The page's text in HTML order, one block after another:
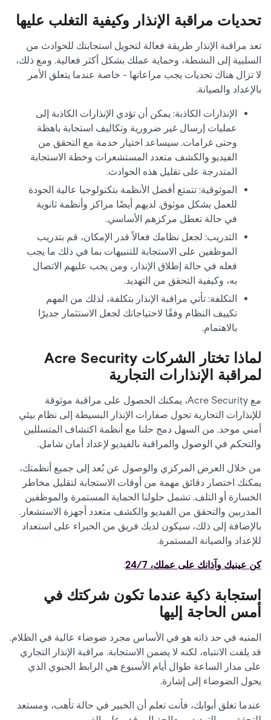
تحديات مراقبة الإنذار وكيفية التغلب عليها
تعد مراقبة الإنذار طريقة فعالة لتحويل استجابتك للحوادث من
السلبية إلى النشطة، وحماية عملك بشكل أكثر فعالية. ومع ذلك،
لا تزال هناك تحديات يجب مراعاتها - خاصة عندما يتعلق الأمر
بالإعداد والصيانة.
الإنذارات الكاذبة: يمكن أن تؤدي الإنذارات الكاذبة إلى
عمليات إرسال غير ضرورية وتكاليف استجابة باهظة
وحتى غرامات. سيساعد اختيار خدمة مع التحقق من
الفيديو والكشف متعدد المستشعرات وخطة الاستجابة
المتدرجة على تقليل هذه الحوادث.
الموثوقية: تتمتع أفضل الأنظمة بتكنولوجيا عالية الجودة
للعمل بشكل موثوق. لديهم أيضًا مراكز وأنظمة ثانوية
في حالة تعطل مركزهم الأساسي.
التدريب: لجعل نظامك فعالاً قدر الإمكان، قم بتدريب
الموظفين على الاستجابة للتنبيهات بما في ذلك ما يجب
فعله في حالة إطلاق الإنذار، ومن يجب عليهم الاتصال
به، وكيفية التحقق من التهديد.
التكلفة: تأتي مراقبة الإنذار بتكلفة، لذلك من المهم
تكييف النظام وفقًا لاحتياجاتك لجعل الاستثمار جديرًا
بالاهتمام.
لماذا تختار الشركات Acre Security
لمراقبة الإنذارات التجارية
مع Acre Security، يمكنك الحصول على مراقبة موثوقة
للإنذارات التجارية تحول صفارات الإنذار البسيطة إلى نظام بيئي
أمني موحد. من السهل دمج حلنا مع أنظمة اكتشاف المتسللين
والتحكم في الوصول والمراقبة بالفيديو لإعداد أمان شامل.
من خلال العرض المركزي والوصول عن بُعد إلى جميع أنظمتك،
يمكنك اختصار دقائق مهمة من أوقات الاستجابة لتقليل مخاطر
الخسارة أو التلف. تشمل حلولنا الحماية المستمرة والموظفين
المدربين والتحقق من الفيديو والكشف متعدد أجهزة الاستشعار.
بالإضافة إلى ذلك، سيكون لديك فريق من الخبراء على استعداد
للإعداد والصيانة المستمرة.
كن عينيك وآذانك على عملك، 24/7 .
استجابة ذكية عندما تكون شركتك في
أمس الحاجة إليها
المنبه في حد ذاته هو في الأساس مجرد ضوضاء عالية في الظلام.
قد يلفت الانتباه، لكنه لا يضمن الاستجابة. مراقبة الإنذار التجاري
على مدار الساعة طوال أيام الأسبوع هي الرابط الحيوي الذي
يحول الضوضاء إلى إشارة.
عندما تغلق أبوابك، فأنت تعلم أن الخبير في حالة تأهب، ومستعد